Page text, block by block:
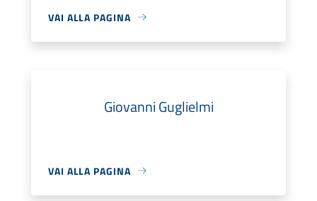
VAI ALLA PAGINA
Giovanni Guglielmi
VAI ALLA PAGINA